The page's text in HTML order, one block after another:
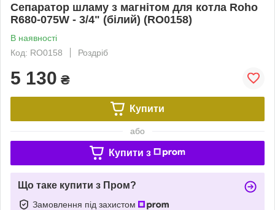
Сепаратор шламу з магнітом для котла Roho
R680-075W - 3/4" (білий) (RO0158)
В наявності
Код: RO0158
Роздріб
5 130 ₴
Купити
або
Купити з
Що таке купити з Пром?
Замовлення під захистом